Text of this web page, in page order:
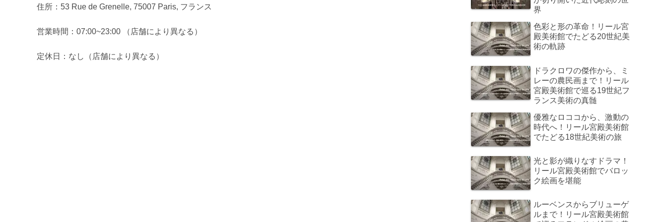
住所：53 Rue de Grenelle, 75007 Paris, フランス
営業時間：07:00~23:00 （店舗により異なる）
定休日：なし（店舗により異なる）
界
色彩と形の革命！リール宮
殿美術館でたどる20世紀美
術の軌跡
ドラクロワの傑作から、ミ
レーの農民画まで！リール
宮殿美術館で巡る19世紀フ
ランス美術の真髄
優雅なロココから、激動の
時代へ！リール宮殿美術館
でたどる18世紀美術の旅
光と影が織りなすドラマ！
リール宮殿美術館でバロッ
ク絵画を堪能
ルーベンスからブリューゲ
ルまで！リール宮殿美術館